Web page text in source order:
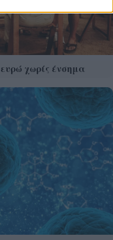
χωρίς ένσημα